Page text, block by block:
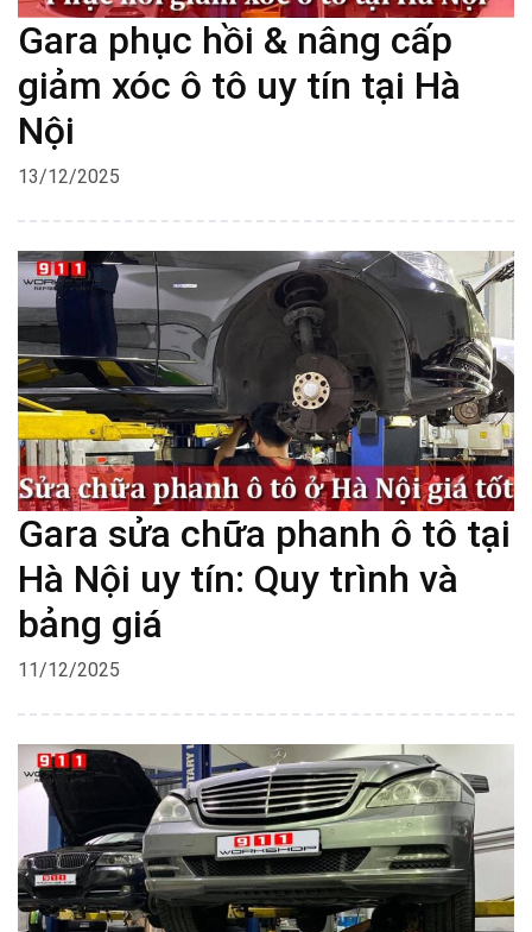
Gara phục hồi & nâng cấp
giảm xóc ô tô uy tín tại Hà
Nội
13/12/2025
Gara sửa chữa phanh ô tô tại
Hà Nội uy tín: Quy trình và
bảng giá
11/12/2025